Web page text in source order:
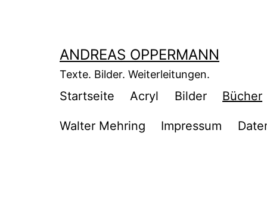
ANDREAS OPPERMANN
Texte. Bilder. Weiterleitungen.
Startseite Acryl Bilder Bücher
Walter Mehring Impressum